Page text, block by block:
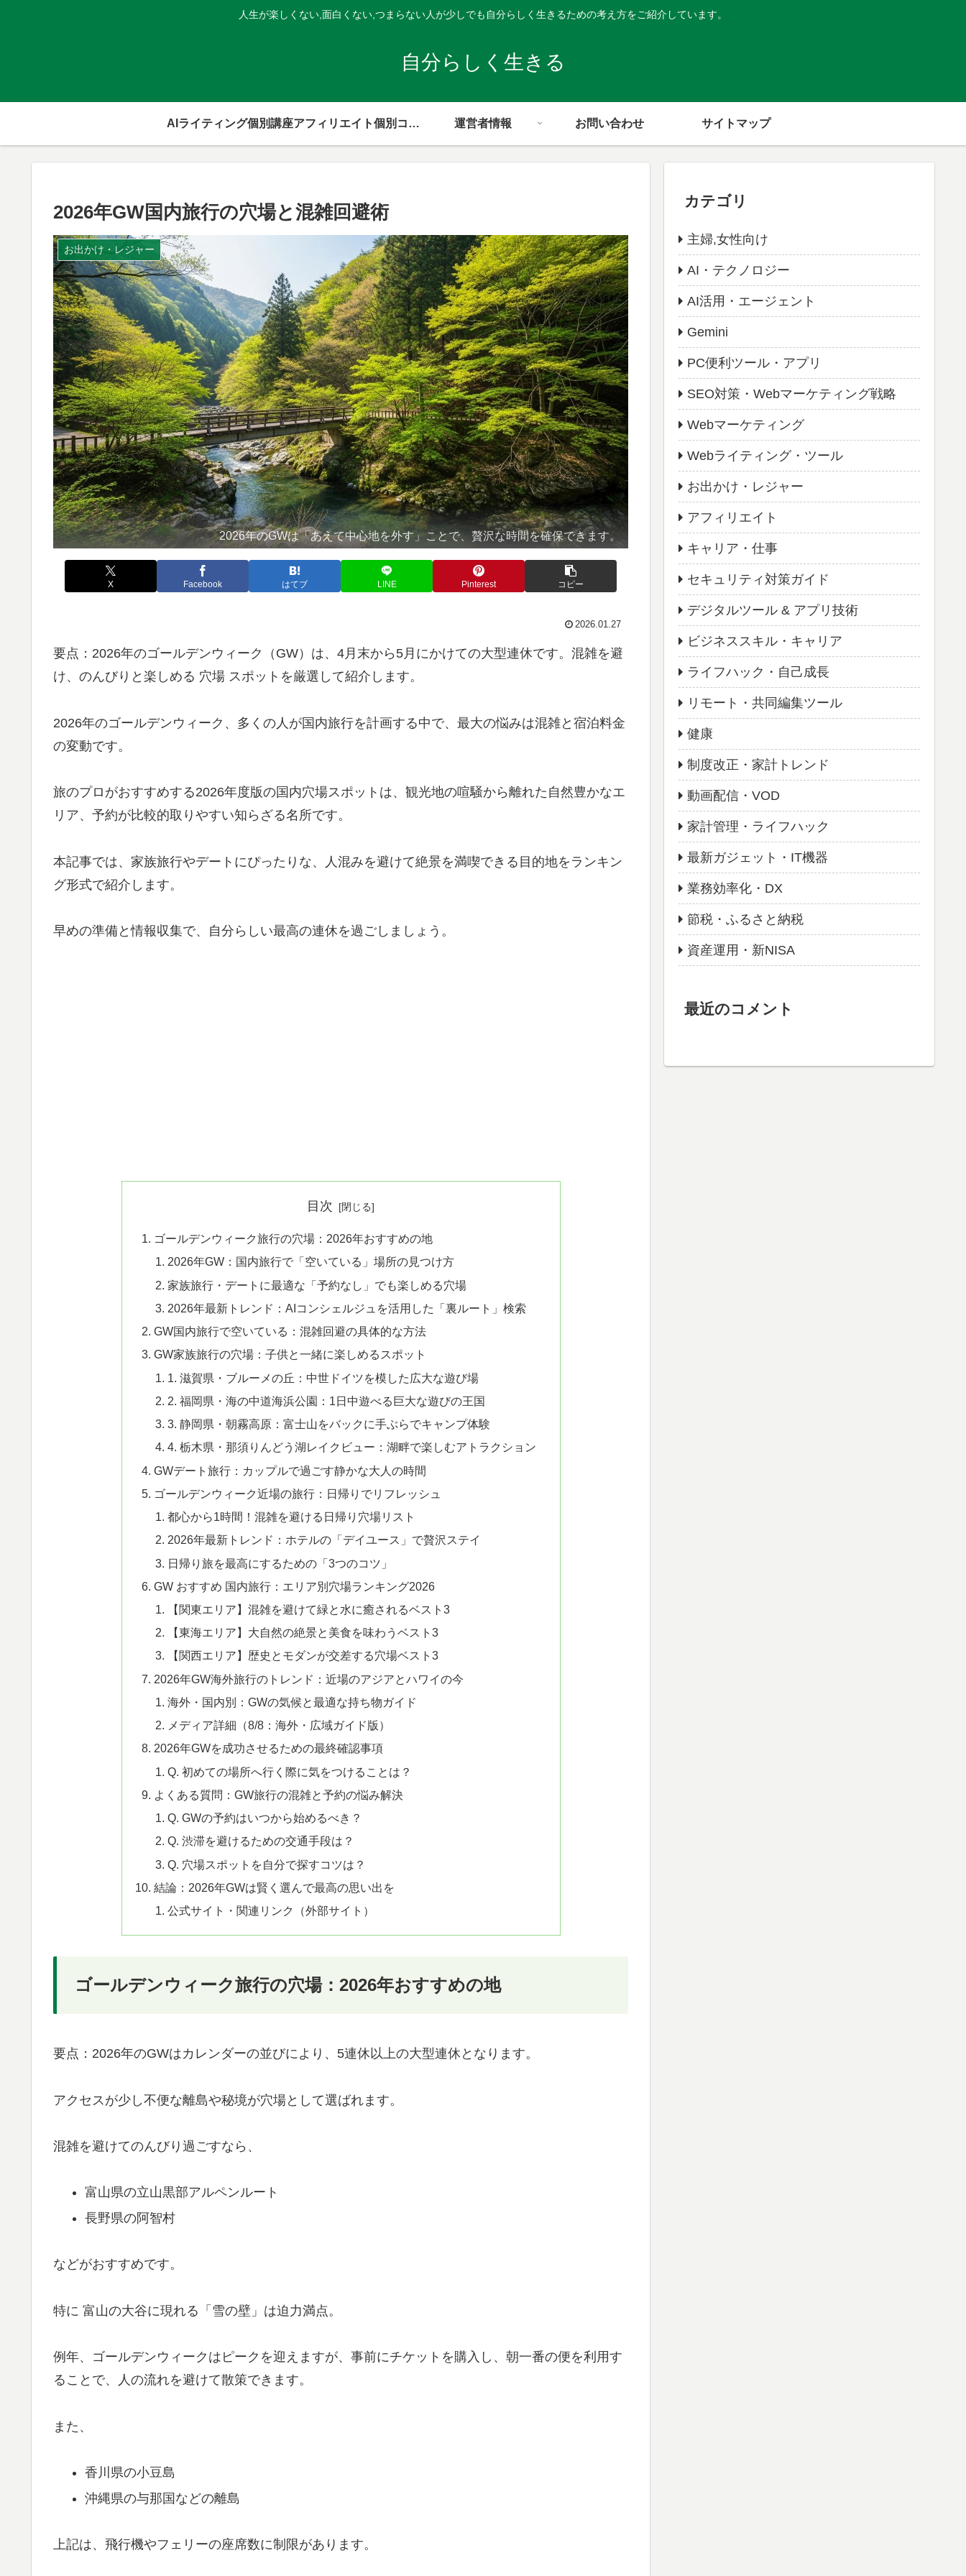
人生が楽しくない,面白くない,つまらない人が少しでも自分らしく生きるための考え方をご紹介しています。
自分らしく生きる
AIライティング個別講座 アフィリエイト個別コンサル 運営者情報 お問い合わせ サイトマップ
2026年GW国内旅行の穴場と混雑回避術
お出かけ・レジャー
2026年のGWは「あえて中心地を外す」ことで、贅沢な時間を確保できます。
X Facebook はてブ LINE Pinterest コピー
2026.01.27
要点：2026年のゴールデンウィーク（GW）は、4月末から5月にかけての大型連休です。混雑を避
け、のんびりと楽しめる 穴場 スポットを厳選して紹介します。
2026年のゴールデンウィーク、多くの人が国内旅行を計画する中で、最大の悩みは混雑と宿泊料金
の変動です。
旅のプロがおすすめする2026年度版の国内穴場スポットは、観光地の喧騒から離れた自然豊かなエ
リア、予約が比較的取りやすい知らざる名所です。
本記事では、家族旅行やデートにぴったりな、人混みを避けて絶景を満喫できる目的地をランキン
グ形式で紹介します。
早めの準備と情報収集で、自分らしい最高の連休を過ごしましょう。
目次
ゴールデンウィーク旅行の穴場：2026年おすすめの地
2026年GW：国内旅行で「空いている」場所の見つけ方
家族旅行・デートに最適な「予約なし」でも楽しめる穴場
2026年最新トレンド：AIコンシェルジュを活用した「裏ルート」検索
GW国内旅行で空いている：混雑回避の具体的な方法
GW家族旅行の穴場：子供と一緒に楽しめるスポット
1. 滋賀県・ブルーメの丘：中世ドイツを模した広大な遊び場
2. 福岡県・海の中道海浜公園：1日中遊べる巨大な遊びの王国
3. 静岡県・朝霧高原：富士山をバックに手ぶらでキャンプ体験
4. 栃木県・那須りんどう湖レイクビュー：湖畔で楽しむアトラクション
GWデート旅行：カップルで過ごす静かな大人の時間
ゴールデンウィーク近場の旅行：日帰りでリフレッシュ
都心から1時間！混雑を避ける日帰り穴場リスト
2026年最新トレンド：ホテルの「デイユース」で贅沢ステイ
日帰り旅を最高にするための「3つのコツ」
GW おすすめ 国内旅行：エリア別穴場ランキング2026
【関東エリア】混雑を避けて緑と水に癒されるベスト3
【東海エリア】大自然の絶景と美食を味わうベスト3
【関西エリア】歴史とモダンが交差する穴場ベスト3
2026年GW海外旅行のトレンド：近場のアジアとハワイの今
海外・国内別：GWの気候と最適な持ち物ガイド
メディア詳細（8/8：海外・広域ガイド版）
2026年GWを成功させるための最終確認事項
Q. 初めての場所へ行く際に気をつけることは？
よくある質問：GW旅行の混雑と予約の悩み解決
Q. GWの予約はいつから始めるべき？
Q. 渋滞を避けるための交通手段は？
Q. 穴場スポットを自分で探すコツは？
結論：2026年GWは賢く選んで最高の思い出を
公式サイト・関連リンク（外部サイト）
ゴールデンウィーク旅行の穴場：2026年おすすめの地
要点：2026年のGWはカレンダーの並びにより、5連休以上の大型連休となります。
アクセスが少し不便な離島や秘境が穴場として選ばれます。
混雑を避けてのんびり過ごすなら、
富山県の立山黒部アルペンルート
長野県の阿智村
などがおすすめです。
特に 富山の大谷に現れる「雪の壁」は迫力満点。
例年、ゴールデンウィークはピークを迎えますが、事前にチケットを購入し、朝一番の便を利用す
ることで、人の流れを避けて散策できます。
また、
香川県の小豆島
沖縄県の与那国などの離島
上記は、飛行機やフェリーの座席数に制限があります。
カテゴリ
主婦,女性向け
AI・テクノロジー
AI活用・エージェント
Gemini
PC便利ツール・アプリ
SEO対策・Webマーケティング戦略
Webマーケティング
Webライティング・ツール
お出かけ・レジャー
アフィリエイト
キャリア・仕事
セキュリティ対策ガイド
デジタルツール & アプリ技術
ビジネススキル・キャリア
ライフハック・自己成長
リモート・共同編集ツール
健康
制度改正・家計トレンド
動画配信・VOD
家計管理・ライフハック
最新ガジェット・IT機器
業務効率化・DX
節税・ふるさと納税
資産運用・新NISA
最近のコメント